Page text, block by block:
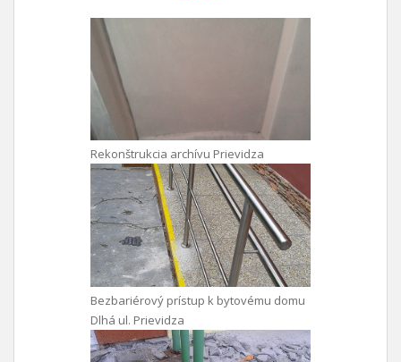
Rekonštrukcia archívu Prievidza
Bezbariérový prístup k bytovému domu
Dlhá ul. Prievidza